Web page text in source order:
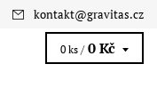
kontakt@gravitas.cz
0 ks / 0 Kč